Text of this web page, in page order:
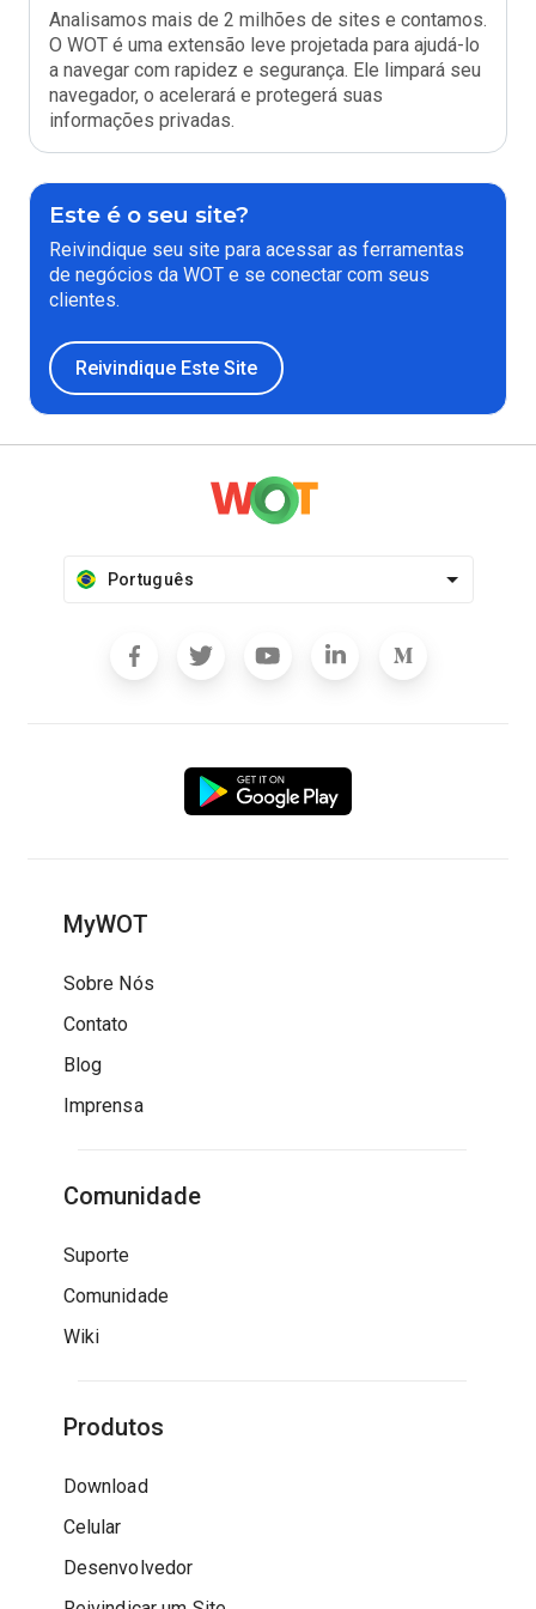
Analisamos mais de 2 milhões de sites e contamos.
O WOT é uma extensão leve projetada para ajudá-lo
a navegar com rapidez e segurança. Ele limpará seu
navegador, o acelerará e protegerá suas
informações privadas.
Este é o seu site?
Reivindique seu site para acessar as ferramentas
de negócios da WOT e se conectar com seus
clientes.
Reivindique Este Site
Português
MyWOT
Sobre Nós
Contato
Blog
Imprensa
Comunidade
Suporte
Comunidade
Wiki
Produtos
Download
Celular
Desenvolvedor